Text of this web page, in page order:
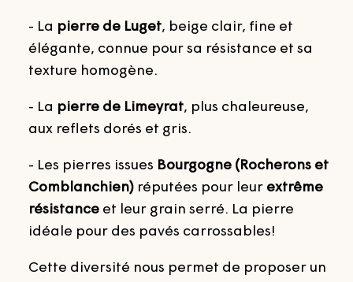
- La pierre de Luget, beige clair, fine et
élégante, connue pour sa résistance et sa
texture homogène.
- La pierre de Limeyrat, plus chaleureuse,
aux reflets dorés et gris.
- Les pierres issues Bourgogne (Rocherons et
Comblanchien)réputées pour leur extrême
résistanceet leur grain serré. La pierre
idéale pour des pavés carrossables!
Cette diversité nous permet de proposer un